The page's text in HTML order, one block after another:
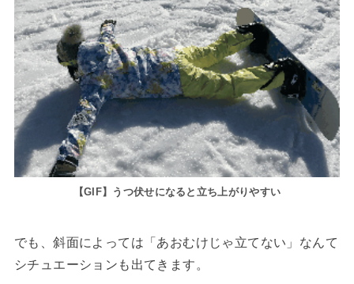
【GIF】うつ伏せになると立ち上がりやすい
でも、斜面によっては「あおむけじゃ立てない」なんて
シチュエーションも出てきます。